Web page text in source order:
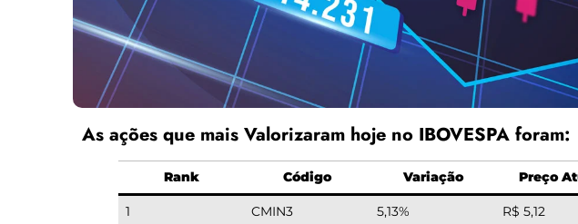
As ações que mais Valorizaram hoje no IBOVESPA foram:
Rank Código Variação Preço
1 CMIN3 5,13%
R$ 5,12